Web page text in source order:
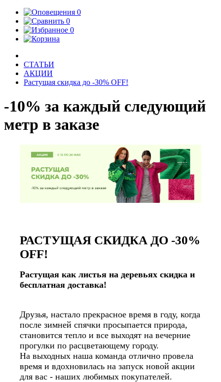
0
0
0
СТАТЬИ
АКЦИИ
Растущая скидка до -30% OFF!
-10% за каждый следующий
метр в заказе
РАСТУЩАЯ СКИДКА ДО -30%
OFF!
Растущая как листья на деревьях скидка и
бесплатная доставка!
Друзья, настало прекрасное время в году, когда
после зимней спячки просыпается природа,
становится тепло и все выходят на вечерние
прогулки по расцветающему городу.
На выходных наша команда отлично провела
время и вдохновилась на запуск новой акции
для вас - наших любимых покупателей.